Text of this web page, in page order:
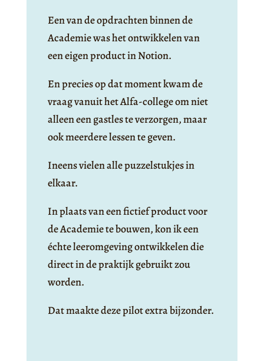
Een van de opdrachten binnen de
Academie was het ontwikkelen van
een eigen product in Notion.
En precies op dat moment kwam de
vraag vanuit het Alfa-college om niet
alleen een gastles te verzorgen, maar
ook meerdere lessen te geven.
Ineens vielen alle puzzelstukjes in
elkaar.
In plaats van een fictief product voor
de Academie te bouwen, kon ik een
échte leeromgeving ontwikkelen die
direct in de praktijk gebruikt zou
worden.
Dat maakte deze pilot extra bijzonder.